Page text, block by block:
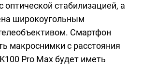
оптической стабилизацией, а
широкоугольным
Смартфон
макроснимки с расстояния
Pro Max будет иметь